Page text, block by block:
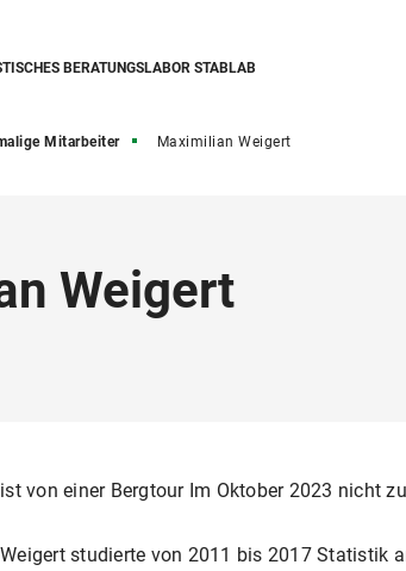
BERATUNGSLABOR STABLAB
Mitarbeiter Maximilian Weigert
Weigert
von einer Bergtour Im Oktober 2023 nicht
studierte von 2011 bis 2017 Statistik